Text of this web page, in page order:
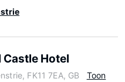
Hotel
FK11 7EA, GB
Toon